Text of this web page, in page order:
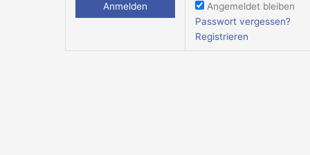
Angemeldet bleiben
Passwort vergessen?
Registrieren